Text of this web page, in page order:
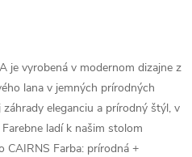
je vyrobená v modernom dizajne z
lana v jemných prírodných
eleganciu a prírodný štýl, v
ladí k našim stolom
CAIRNS Farba: prírodná +